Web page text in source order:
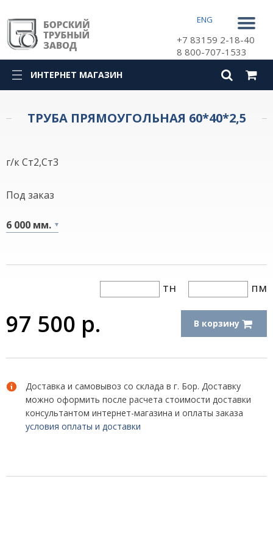
ENG
+7 83159 2-18-40
8 800-707-1533
ИНТЕРНЕТ МАГАЗИН
ТРУБА ПРЯМОУГОЛЬНАЯ 60*40*2,5
г/к Ст2,Ст3
Под заказ
6 000 мм.
тн пм
97 500 р. В корзину
Доставка и самовывоз со склада в г. Бор. Доставку
можно оформить после расчета стоимости доставки
консультантом интернет-магазина и оплаты заказа
условия оплаты и доставки